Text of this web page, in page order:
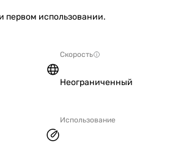
первом использовании.
Скорость
Неограниченный
Использование